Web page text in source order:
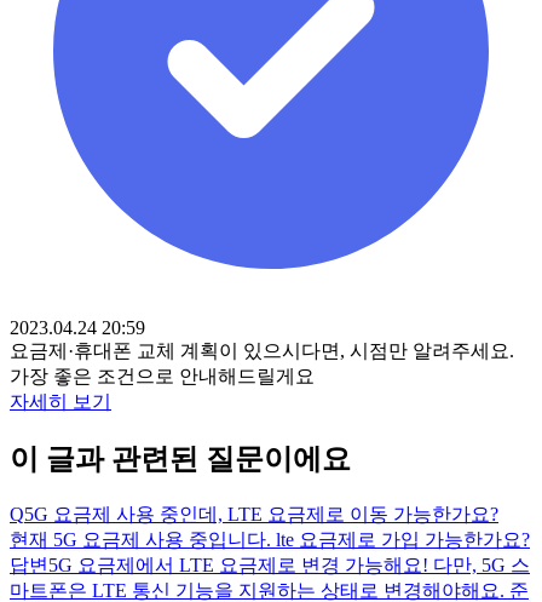
2023.04.24 20:59
요금제·휴대폰 교체 계획이 있으시다면, 시점만 알려주세요.
가장 좋은 조건으로 안내해드릴게요
자세히 보기
이 글과 관련된 질문이에요
Q5G 요금제 사용 중인데, LTE 요금제로 이동 가능한가요?
현재 5G 요금제 사용 중입니다. lte 요금제로 가입 가능한가요?
답변 5G 요금제에서 LTE 요금제로 변경 가능해요! 다만, 5G 스
마트폰은 LTE 통신 기능을 지원하는 상태로 변경해야해요. 준